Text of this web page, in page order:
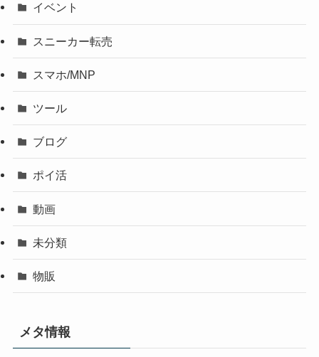
イベント
スニーカー転売
スマホ/MNP
ツール
ブログ
ポイ活
動画
未分類
物販
メタ情報